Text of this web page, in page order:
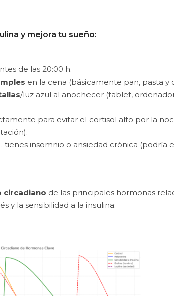
y mejora tu sueño:
de las 20:00 h.
en la cena (básicamente pan, pasta y
/luz azul al anochecer (tablet,
para evitar el cortisol alto por la
tienes insomnio o ansiedad crónica (podría
circadiano de las principales hormonas
y la sensibilidad a la insulina: